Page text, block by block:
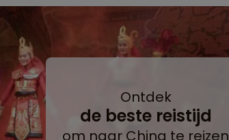
Ontdek
de beste reistijd
om naar China te reizen